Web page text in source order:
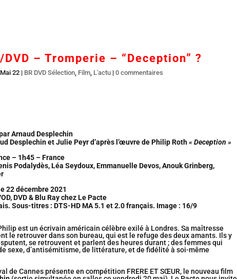
– Tromperie – “Deception” ?
22| BR DVD Sélection, Film, L'actu| 0 commentaires
Arnaud Desplechin
Desplechin et Julie Peyr d’après l’œuvre de Philip Roth« Deception »
– 1h45 – France
Podalydès, Léa Seydoux, Emmanuelle Devos, Anouk Grinberg,
22 décembre 2021
DVD & Blu Ray chez Le Pacte
Sous-titres : DTS-HD MA 5.1 et 2.0 français. Image : 16/9
est un écrivain américain célèbre exilé à Londres. Sa maîtresse
le retrouver dans son bureau, qui est le refuge des deux amants. Ils y
se retrouvent et parlent des heures durant ; des femmes qui
sexe, d’antisémitisme, de littérature, et de fidélité à soi-même
de Cannes présente en compétition FRERE ET SŒUR, le nouveau film